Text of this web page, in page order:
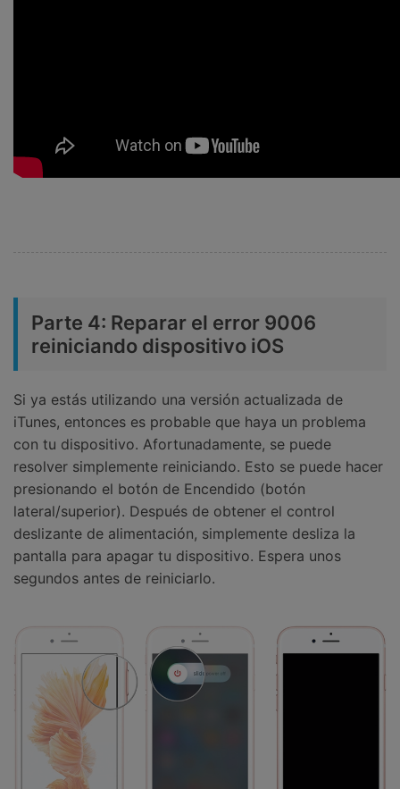
Parte 4: Reparar el error 9006
reiniciando dispositivo iOS
Si ya estás utilizando una versión actualizada de
iTunes, entonces es probable que haya un problema
con tu dispositivo. Afortunadamente, se puede
resolver simplemente reiniciando. Esto se puede hacer
presionando el botón de Encendido (botón
lateral/superior). Después de obtener el control
deslizante de alimentación, simplemente desliza la
pantalla para apagar tu dispositivo. Espera unos
segundos antes de reiniciarlo.